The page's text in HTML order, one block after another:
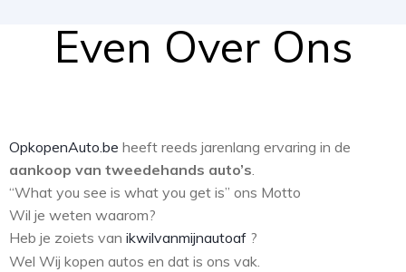
Even Over Ons
OpkopenAuto.be heeft reeds jarenlang ervaring in de
aankoop van tweedehands auto’s
“What you see is what you get is” ons Motto
Wil je weten waarom?
Heb je zoiets van ikwilvanmijnautoaf ?
Wel Wij kopen autos en dat is ons vak.